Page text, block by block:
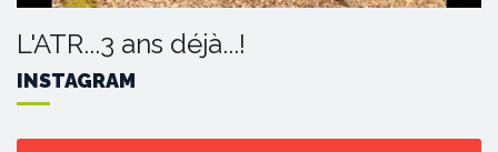
L'ATR...3 ans déjà...!
INSTAGRAM